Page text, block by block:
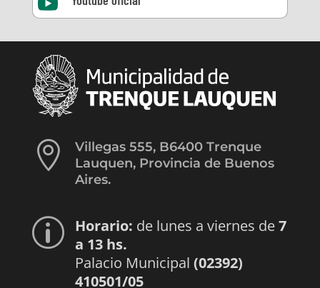

Villegas 555, B6400 Trenque
Lauquen, Provincia de Buenos
Aires.
p Horario: de lunes a viernes de7
a 13 hs.
Palacio Municipal (02392)
410501/05